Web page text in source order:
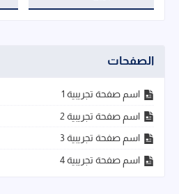
الصفحات
اسم صفحة تجريبية 1
اسم صفحة تجريبية 2
اسم صفحة تجريبية 3
اسم صفحة تجريبية 4